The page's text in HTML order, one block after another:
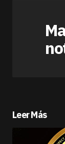
Leer Más